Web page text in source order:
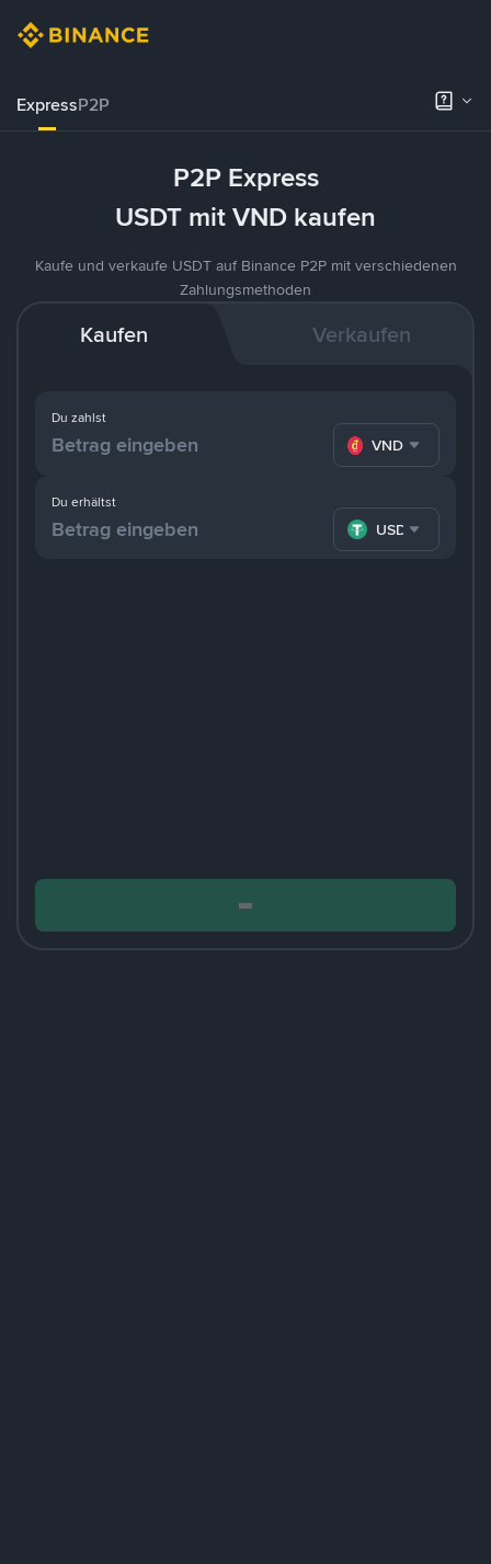
ExpressP2P
P2P Express
USDT mit VND kaufen
Kaufe und verkaufe USDT auf Binance P2P mit verschiedenen
Zahlungsmethoden
Kaufen Verkaufen
Du zahlst
VND
Du erhältst
USDT